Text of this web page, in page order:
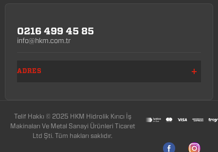
0216 499 45 85
info@hkm.com.tr
ADRES
Telif Hakkı © 2025 HKM Hidrolik Kırıcı İş
Makinaları Ve Metal Sanayi Ürünleri Ticaret
Ltd Şti. Tüm hakları saklıdır.